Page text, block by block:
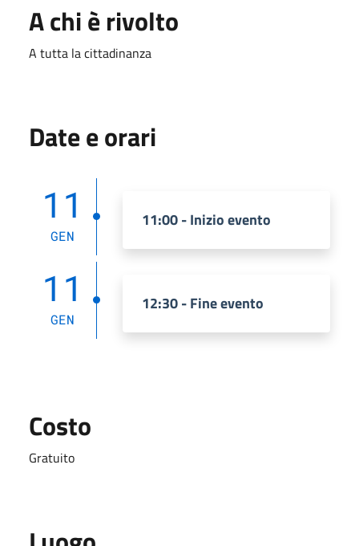
A chi è rivolto
A tutta la cittadinanza
Date e orari
11
GEN
11:00 - Inizio evento
11
GEN
12:30 - Fine evento
Costo
Gratuito